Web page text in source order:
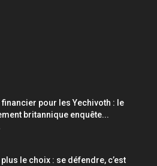
financier pour les Yechivoth : le
britannique enquête...
plus le choix : se défendre, c’est